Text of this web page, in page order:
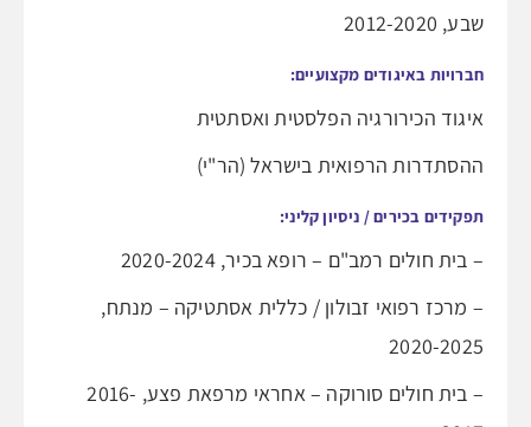
שבע, 2012-2020
חברויות באיגודים מקצועיים:
איגוד הכירורגיה הפלסטית ואסתטית
ההסתדרות הרפואית בישראל (הר"י)
תפקידים בכירים / ניסיון קליני:
– בית חולים רמב"ם – רופא בכיר, 2020-2024
– מרכז רפואי זבולון / כללית אסתטיקה – מנתח,
2020-2025
– בית חולים סורוקה – אחראי מרפאת פצע, 2016-